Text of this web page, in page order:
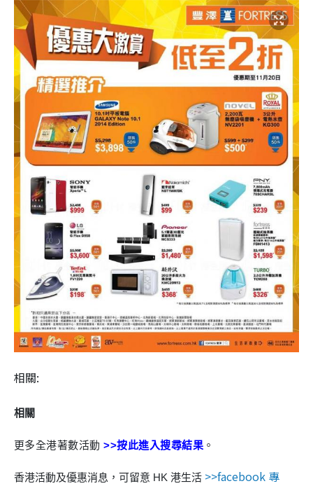
相關:
相關
更多全港著數活動>>按此進入搜尋結果 。
香港活動及優惠消息，可留意 HK 港生活 >>facebook 專